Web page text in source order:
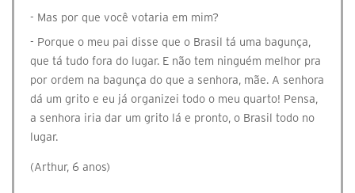
- Mas por que você votaria em mim?
- Porque o meu pai disse que o Brasil tá uma bagunça,
que tá tudo fora do lugar. E não tem ninguém melhor pra
por ordem na bagunça do que a senhora, mãe. A senhora
dá um grito e eu já organizei todo o meu quarto! Pensa,
a senhora iria dar um grito lá e pronto, o Brasil todo no
lugar.
(Arthur, 6 anos)